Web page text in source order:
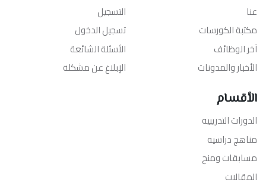
عنا
مكتبة الكورسات
آخر الوظائف
الأخبار والمدونات
التسجيل
تسجيل الدخول
الأسئلة الشائعة
الإبلاغ عن مشكلة
الأقسام
الدورات التدريبيه
مناهج دراسيه
مسابقات ومنح
المقالات